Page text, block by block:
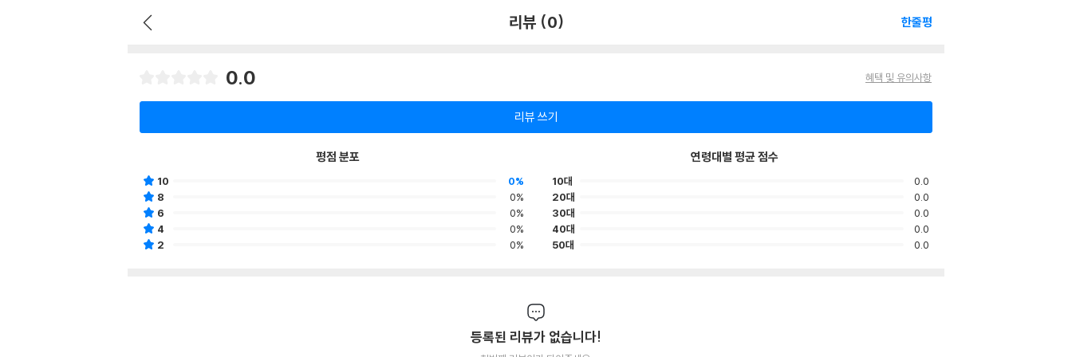
리뷰 (0) 한줄평
0.0 혜택 및 유의사항
리뷰 쓰기
평점 분포
10
0%
8
0%
6
0%
4
0%
2
0%
연령대별 평균 점수
10대
0.0
20대
0.0
30대
0.0
40대
0.0
50대
0.0
등록된 리뷰가 없습니다!